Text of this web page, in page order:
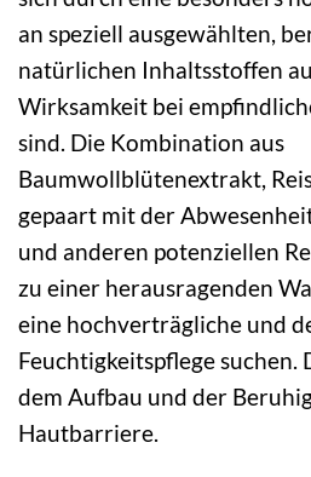
an speziell ausgewählten,
natürlichen Inhaltsstoffen
Wirksamkeit bei
sind. Die Kombination aus
Baumwollblütenextrakt,
gepaart mit der
und anderen potenziellen
zu einer herausragenden
eine hochverträgliche und
Feuchtigkeitspflege suchen.
dem Aufbau und der
Hautbarriere.